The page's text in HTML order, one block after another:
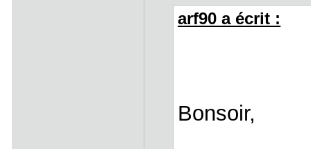
arf90 a écrit :
Bonsoir,